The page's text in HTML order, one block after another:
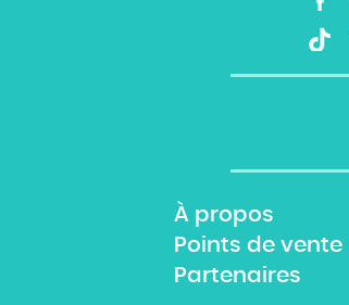
À propos
Points de vente
Partenaires